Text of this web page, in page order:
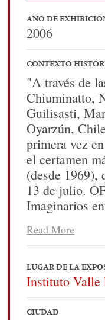
AÑO DE
2006
CONTEXTO
"A través de
Chiuminatto,
Guilisasti,
Oyarzún,
primera vez
el certamen
(desde 1969),
13 de julio.
Imaginarios
versión, que
postular por
entre artistas
Argentina,
manera, "Off
Bienal
Read More
LUGAR DE LA
Instituto Valle
CIUDAD